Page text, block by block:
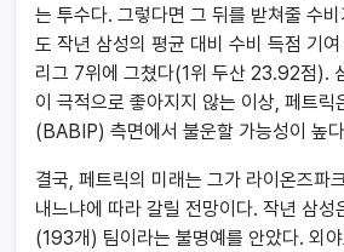
는 투수다. 그렇다면 그 뒤를 받쳐줄 수비
도 작년 삼성의 평균 대비 수비 득점 기
리그 7위에 그쳤다(1위 두산 23.92점).
이 극적으로 좋아지지 않는 이상, 페트릭
(BABIP) 측면에서 불운할 가능성이 높
결국, 페트릭의 미래는 그가 라이온즈파
내느냐에 따라 갈릴 전망이다. 작년 삼성
(193개) 팀이라는 불명예를 안았다. 외